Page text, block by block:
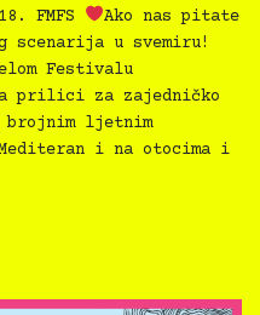
FMFS
Ako nas pitate
u svemiru!
Festivalu
prilici za zajedničko
ljetnim
i na otocima i